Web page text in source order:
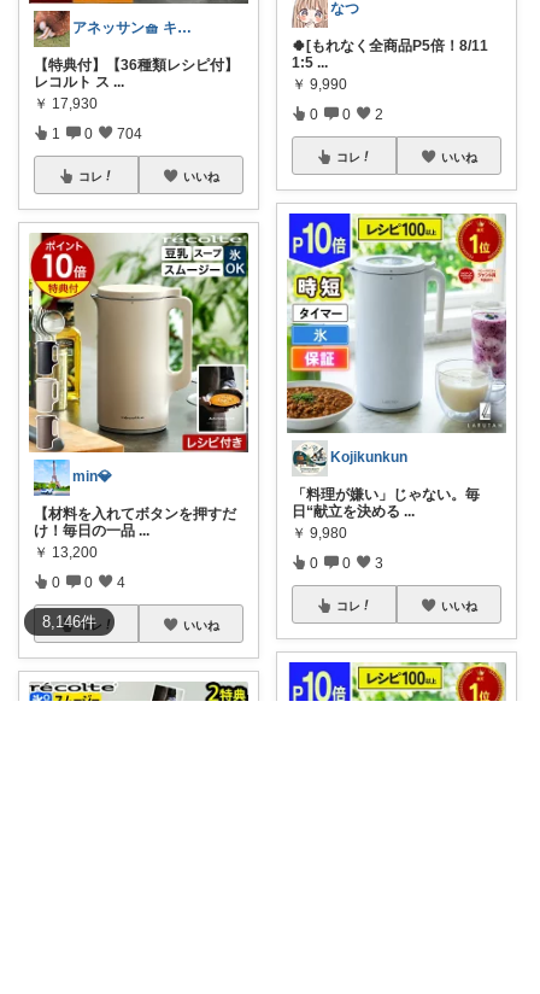
8,146件
アネッサン🧺 キッチンと暮らしの実用品
【特典付】【36種類レシピ付】
レコルト ス ...
￥ 17,930
1 0 704
コレ いいね
min💎
【材料を入れてボタンを押すだ
け！毎日の一品 ...
￥ 13,200
0 0 4
コレ いいね
なつ
🍀[もれなく全商品P5倍！8/11
1:5 ...
￥ 9,990
0 0 2
コレ いいね
Kojikunkun
「料理が嫌い」じゃない。毎
日“献立を決める ...
￥ 9,980
0 0 3
コレ いいね